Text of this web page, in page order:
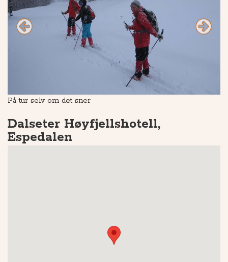
På tur selv om det sner
Dalseter Høyfjellshotell,
Espedalen